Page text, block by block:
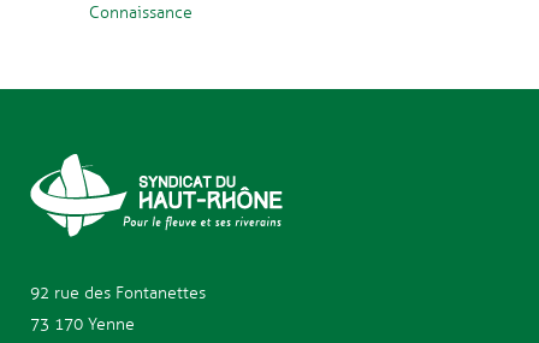
Connaissance
92 rue des Fontanettes
73 170 Yenne